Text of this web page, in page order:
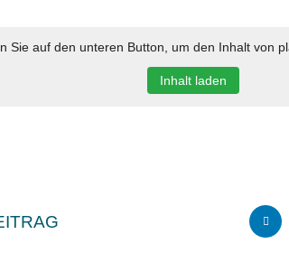
Sie auf den unteren Button, um den Inhalt von
Inhalt laden